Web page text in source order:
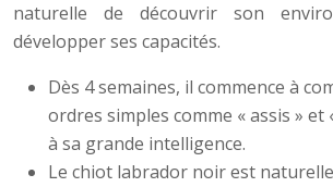
naturelle de découvrir son
développer ses capacités.
Dès 4 semaines, il commence à
ordres simples comme « assis » et
à sa grande intelligence.
Le chiot labrador noir est